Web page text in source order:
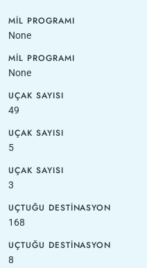
MIL PROGRAMI
None
MIL PROGRAMI
None
UÇAK SAYISI
49
UÇAK SAYISI
5
UÇAK SAYISI
3
UÇTUĞU DESTINASYON
168
UÇTUĞU DESTINASYON
8